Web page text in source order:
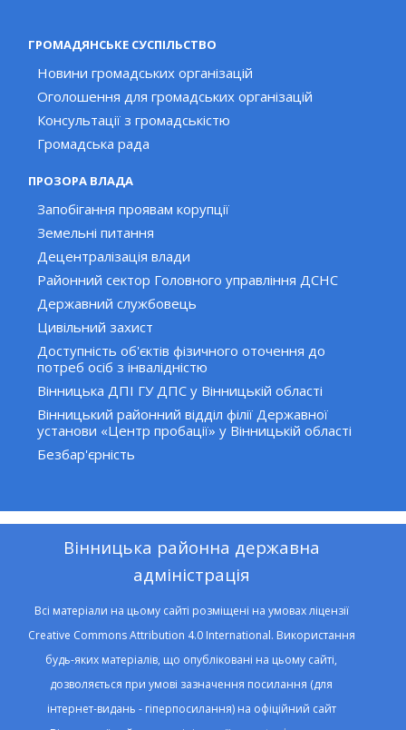
ГРОМАДЯНСЬКЕ СУСПІЛЬСТВО
Новини громадських організацій
Оголошення для громадських організацій
Консультації з громадськістю
Громадська рада
ПРОЗОРА ВЛАДА
Запобігання проявам корупції
Земельні питання
Децентралізація влади
Районний сектор Головного управління ДСНС
Державний службовець
Цивільний захист
Доступність об'єктів фізичного оточення до
потреб осіб з інвалідністю
Вінницька ДПІ ГУ ДПС у Вінницькій області
Вінницький районний відділ філії Державної
установи «Центр пробації» у Вінницькій області
Безбар'єрність
Вінницька районна державна
адміністрація
Всі матеріали на цьому сайті розміщені на умовах ліцензії
Creative Commons Attribution 4.0 International. Використання
будь-яких матеріалів, що опубліковані на цьому сайті,
дозволяється при умові зазначення посилання (для
інтернет-видань - гіперпосилання) на офіційний сайт